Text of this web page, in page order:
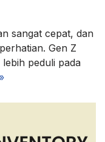
sangat cepat, dan
Gen Z
peduli pada